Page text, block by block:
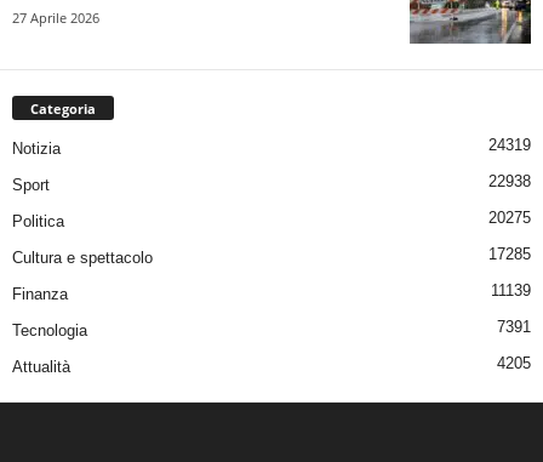
27 Aprile 2026
Categoria
Notizia 24319
Sport 22938
Politica 20275
Cultura e spettacolo 17285
Finanza 11139
Tecnologia 7391
Attualità 4205